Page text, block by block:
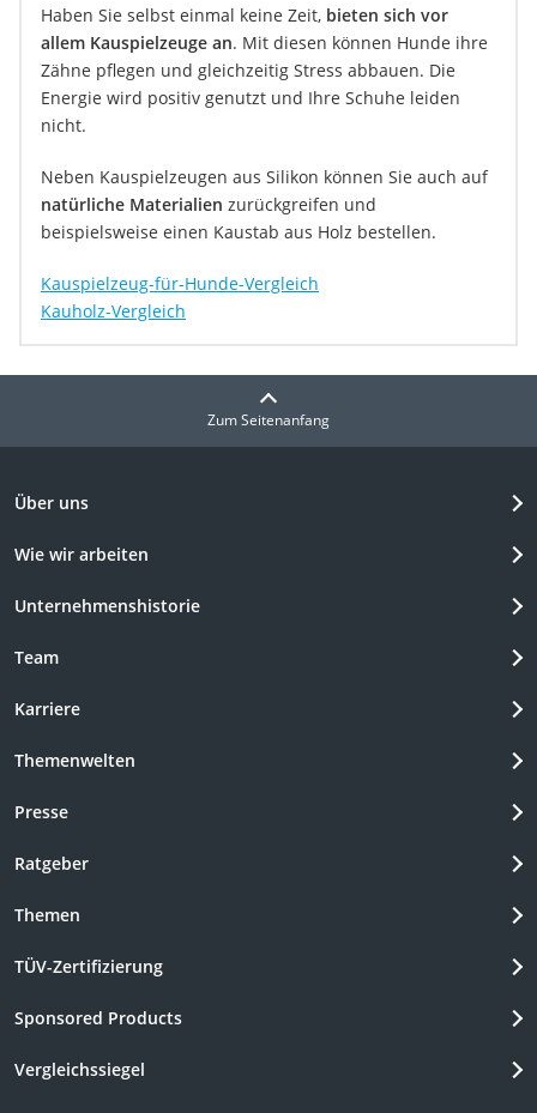
Haben Sie selbst einmal keine Zeit, bieten sich vor
allem Kauspielzeuge an. Mit diesen können Hunde ihre
Zähne pflegen und gleichzeitig Stress abbauen. Die
Energie wird positiv genutzt und Ihre Schuhe leiden
nicht.
Neben Kauspielzeugen aus Silikon können Sie auch auf
natürliche Materialien zurückgreifen und
beispielsweise einen Kaustab aus Holz bestellen.
Kauspielzeug-für-Hunde-Vergleich
Kauholz-Vergleich
Zum Seitenanfang
Über uns
Wie wir arbeiten
Unternehmenshistorie
Team
Karriere
Themenwelten
Presse
Ratgeber
Themen
TÜV-Zertifizierung
Sponsored Products
Vergleichssiegel